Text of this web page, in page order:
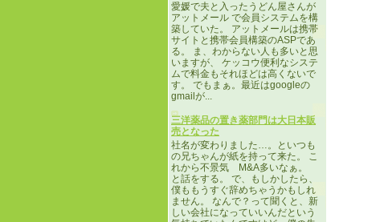
愛媛で夫と入ったうどん屋さんが
アットメール で会員システムを構
築していた。 アットメールは携帯
サイトと携帯会員構築のASPであ
る。 ま、わからない人も多いと思
いますが、 ケッコウ便利なシステ
ムで料金もそれほどは高くないで
す。 でもまぁ。最近はgoogleの
gmailが...
三洋薬品の置き薬部門は大日本販
売となった
社名が変わりました…。といつも
の兄ちゃんが紙を持って来た。 こ
れから不景気 M&A多いなぁ。
と話をする。 で、もしかしたら、
僕ももうすぐ辞めちゃうかもしれ
ません。 なんで？って聞くと、新
しい会社になっていいんだという